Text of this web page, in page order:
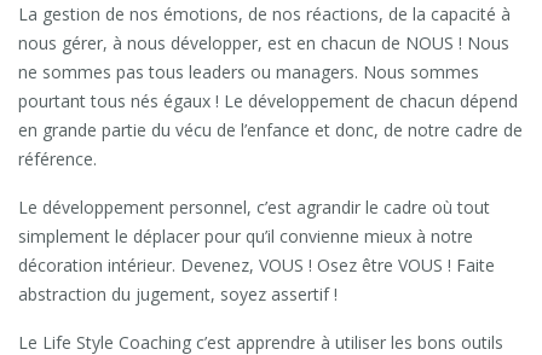
La gestion de nos émotions, de nos réactions, de la capacité à
nous gérer, à nous développer, est en chacun de NOUS ! Nous
ne sommes pas tous leaders ou managers. Nous sommes
pourtant tous nés égaux ! Le développement de chacun dépend
en grande partie du vécu de l’enfance et donc, de notre cadre de
référence.
Le développement personnel, c’est agrandir le cadre où tout
simplement le déplacer pour qu’il convienne mieux à notre
décoration intérieur. Devenez, VOUS ! Osez être VOUS ! Faite
abstraction du jugement, soyez assertif !
Le Life Style Coaching c’est apprendre à utiliser les bons outils